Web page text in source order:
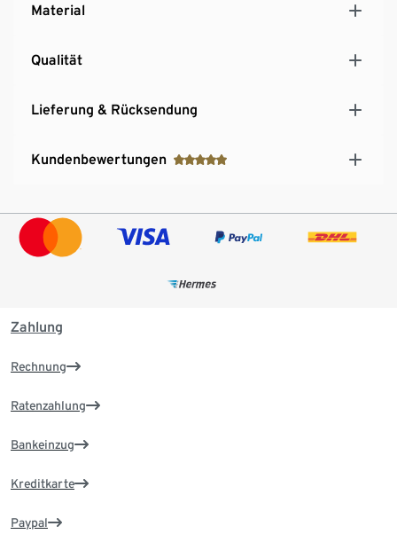
Material
Qualität
Lieferung & Rücksendung
Kundenbewertungen
Zahlung
Rechnung
Ratenzahlung
Bankeinzug
Kreditkarte
Paypal